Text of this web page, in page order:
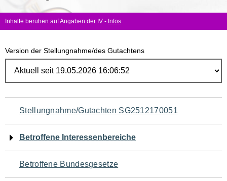
Inhalte beruhen auf Angaben der IV - Infos
Version der Stellungnahme/des Gutachtens
Navigation
für
den
Seiteninhalt
Stellungnahme/Gutachten SG2512170051
Betroffene Interessenbereiche
Betroffene Bundesgesetze